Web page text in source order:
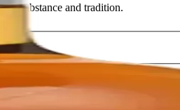
substance and tradition.